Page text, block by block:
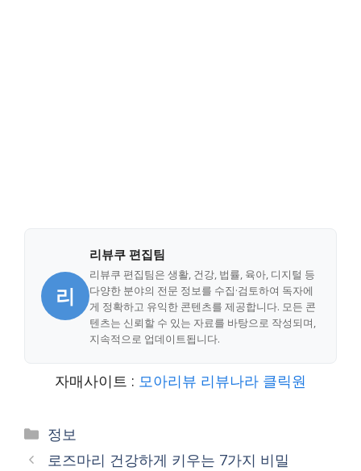
리
리뷰쿠 편집팀
리뷰쿠 편집팀은 생활, 건강, 법률, 육아, 디지털 등
다양한 분야의 전문 정보를 수집·검토하여 독자에
게 정확하고 유익한 콘텐츠를 제공합니다. 모든 콘
텐츠는 신뢰할 수 있는 자료를 바탕으로 작성되며,
지속적으로 업데이트됩니다.
자매사이트 : 모아리뷰 리뷰나라 클릭원
Categories
정보
로즈마리 건강하게 키우는 7가지 비밀